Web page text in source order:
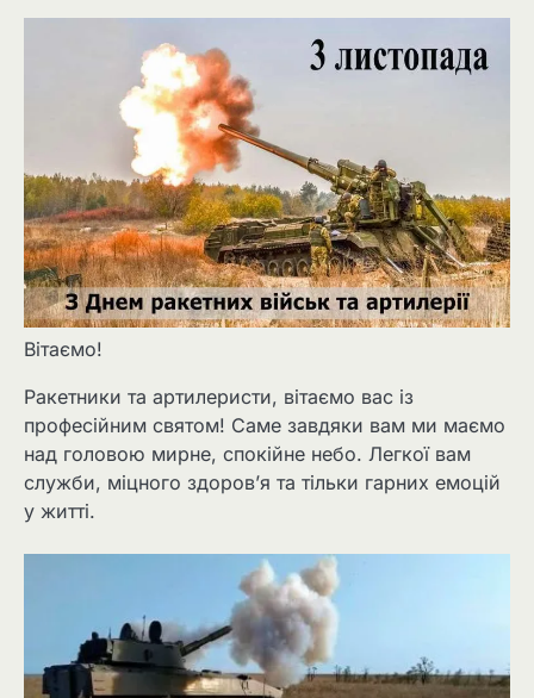
Вітаємо!
Ракетники та артилеристи, вітаємо вас із
професійним святом! Саме завдяки вам ми маємо
над головою мирне, спокійне небо. Легкої вам
служби, міцного здоров’я та тільки гарних емоцій
у житті.